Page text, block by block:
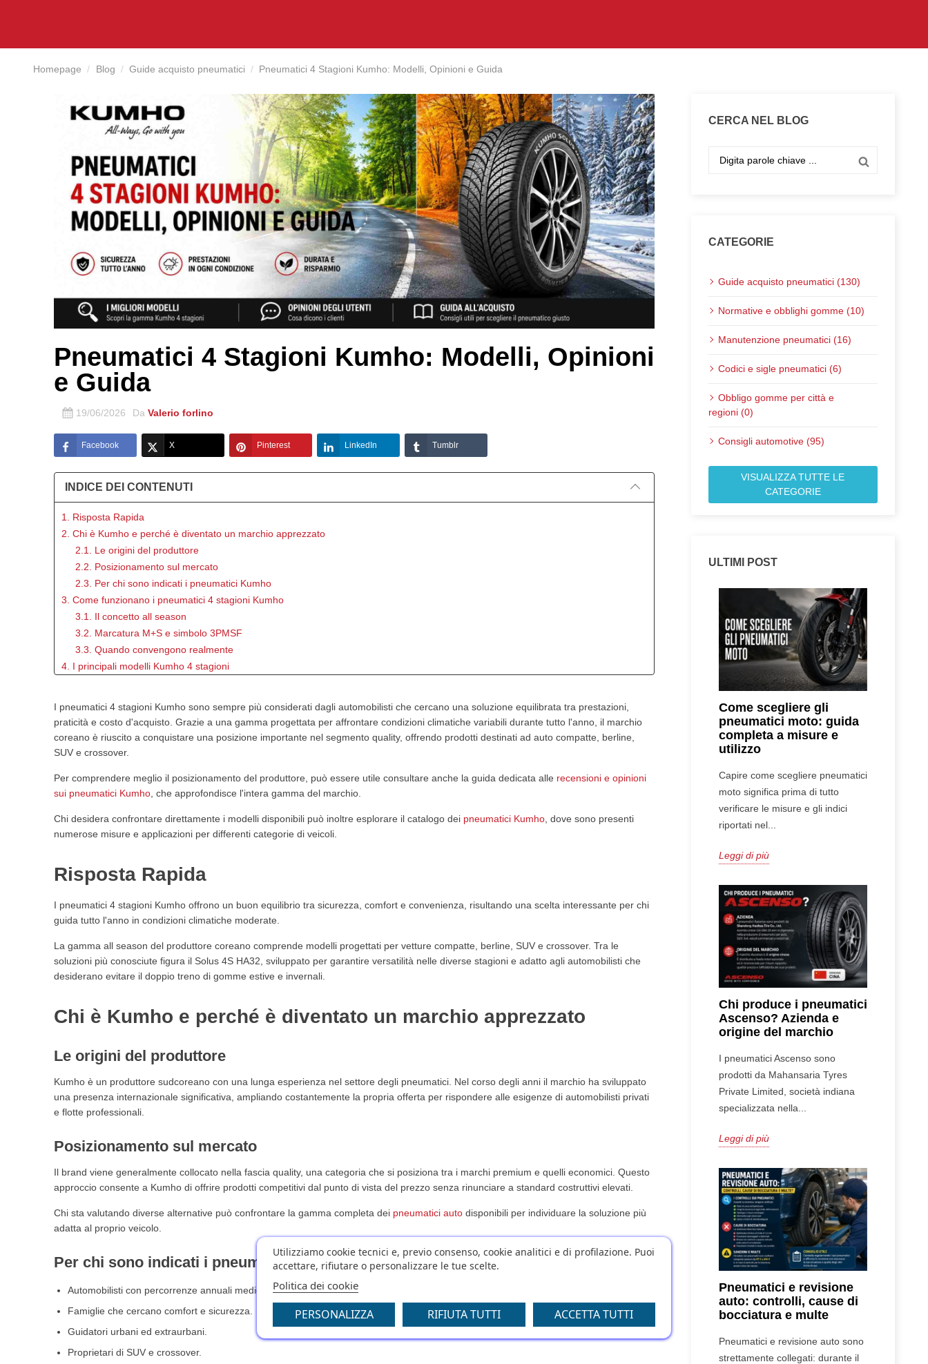
Homepage Blog Guide acquisto pneumatici Pneumatici 4 Stagioni Kumho: Modelli, Opinioni e Guida
Pneumatici 4 Stagioni Kumho: Modelli, Opinioni
e Guida
19/06/2026 Da Valerio forlino
Facebook X Pinterest LinkedIn Tumblr
INDICE DEI CONTENUTI
1. Risposta Rapida
2. Chi è Kumho e perché è diventato un marchio apprezzato
2.1. Le origini del produttore
2.2. Posizionamento sul mercato
2.3. Per chi sono indicati i pneumatici Kumho
3. Come funzionano i pneumatici 4 stagioni Kumho
3.1. Il concetto all season
3.2. Marcatura M+S e simbolo 3PMSF
3.3. Quando convengono realmente
4. I principali modelli Kumho 4 stagioni
5. Vantaggi e svantaggi dei pneumatici 4 stagioni Kumho
6. Prestazioni dei pneumatici 4 stagioni Kumho nelle diverse condizioni di guida
6.1. Comportamento sull'asciutto
6.3. Utilizzo durante l'inverno
7. Pneumatici 4 stagioni Kumho per SUV e crossover
7.1. Perché i SUV richiedono pneumatici specifici
7.2. La soluzione Kumho per i SUV
8. Pneumatici Kumho e auto elettriche
8.1. Le esigenze dei veicoli elettrici
9. Confronto Kumho vs concorrenti principali
10.1. Uno dei punti di forza del marchio
10.2. Quando rappresenta una scelta intelligente
11. Come scegliere il pneumatico 4 stagioni Kumho più adatto
11.2. Per chi viaggia spesso
11.3. Per chi possiede un SUV
12.1. Come leggere l’etichetta europea
12.2. Indice di carico e codice velocità
12.3. Versioni XL e misure rinforzate
13. Opinioni sui pneumatici 4 stagioni Kumho
13.2. Aspetti da valutare prima dell’acquisto
14.1. Per city car e compatte
14.3. Per SUV e crossover
15. Domande frequenti sui pneumatici 4 stagioni Kumho
15.1. I pneumatici 4 stagioni Kumho sono affidabili?
15.2. Qual è il miglior pneumatico 4 stagioni Kumho?
15.4. Kumho è un marchio premium?
15.5. I pneumatici Kumho sono adatti ai SUV?
15.6. Quanto durano i pneumatici 4 stagioni Kumho?
I pneumatici 4 stagioni Kumho sono sempre più considerati dagli automobilisti che cercano una soluzione equilibrata tra prestazioni,
praticità e costo d'acquisto. Grazie a una gamma progettata per affrontare condizioni climatiche variabili durante tutto l'anno, il marchio
coreano è riuscito a conquistare una posizione importante nel segmento quality, offrendo prodotti destinati ad auto compatte, berline,
SUV e crossover.
Per comprendere meglio il posizionamento del produttore, può essere utile consultare anche la guida dedicata alle recensioni e opinioni
sui pneumatici Kumho , che approfondisce l'intera gamma del marchio.
Chi desidera confrontare direttamente i modelli disponibili può inoltre esplorare il catalogo dei pneumatici Kumho , dove sono presenti
numerose misure e applicazioni per differenti categorie di veicoli.
Risposta Rapida
I pneumatici 4 stagioni Kumho offrono un buon equilibrio tra sicurezza, comfort e convenienza, risultando una scelta interessante per chi
guida tutto l'anno in condizioni climatiche moderate.
La gamma all season del produttore coreano comprende modelli progettati per vetture compatte, berline, SUV e crossover. Tra le
soluzioni più conosciute figura il Solus 4S HA32, sviluppato per garantire versatilità nelle diverse stagioni e adatto agli automobilisti che
desiderano evitare il doppio treno di gomme estive e invernali.
Chi è Kumho e perché è diventato un marchio apprezzato
Le origini del produttore
Kumho è un produttore sudcoreano con una lunga esperienza nel settore degli pneumatici. Nel corso degli anni il marchio ha sviluppato
una presenza internazionale significativa, ampliando costantemente la propria offerta per rispondere alle esigenze di automobilisti privati
e flotte professionali.
Posizionamento sul mercato
Il brand viene generalmente collocato nella fascia quality, una categoria che si posiziona tra i marchi premium e quelli economici. Questo
approccio consente a Kumho di offrire prodotti competitivi dal punto di vista del prezzo senza rinunciare a standard costruttivi elevati.
Chi sta valutando diverse alternative può confrontare la gamma completa dei pneumatici auto disponibili per individuare la soluzione più
adatta al proprio veicolo.
Per chi sono indicati i pneumatici Kumho
Automobilisti con percorrenze annuali medie.
Famiglie che cercano comfort e sicurezza.
Guidatori urbani ed extraurbani.
Proprietari di SUV e crossover.
CERCA NEL BLOG
CATEGORIE
Guide acquisto pneumatici (130)
Normative e obblighi gomme (10)
Manutenzione pneumatici (16)
Codici e sigle pneumatici (6)
Obbligo gomme per città e
regioni (0)
Consigli automotive (95)
VISUALIZZA TUTTE LE
CATEGORIE
ULTIMI POST
Come scegliere gli
pneumatici moto: guida
completa a misure e
utilizzo
Capire come scegliere pneumatici
moto significa prima di tutto
verificare le misure e gli indici
riportati nel...
Leggi di più
Chi produce i pneumatici
Ascenso? Azienda e
origine del marchio
I pneumatici Ascenso sono
prodotti da Mahansaria Tyres
Private Limited, società indiana
specializzata nella...
Leggi di più
Pneumatici e revisione
auto: controlli, cause di
bocciatura e multe
Pneumatici e revisione auto sono
strettamente collegati: durante il
Utilizziamo cookie tecnici e, previo consenso, cookie analitici e di profilazione. Puoi
accettare, rifiutare o personalizzare le tue scelte.
Politica dei cookie
PERSONALIZZA RIFIUTA TUTTI ACCETTA TUTTI